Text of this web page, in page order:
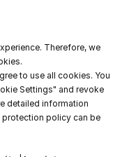
Therefore, we
to use all cookies. You
Settings" and revoke
detailed information
policy can be